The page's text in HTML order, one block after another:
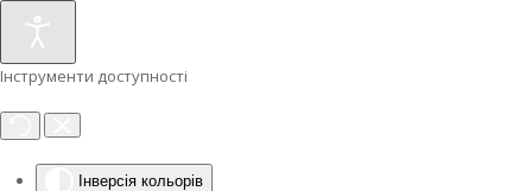
Інструменти доступності
Інверсія кольорів